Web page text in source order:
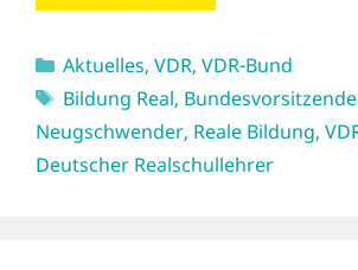
Kategorien
Aktuelles, VDR, VDR-Bund
Schlagwörter
Bildung Real,
Neugschwender, Reale Bildung,
Deutscher Realschullehrer